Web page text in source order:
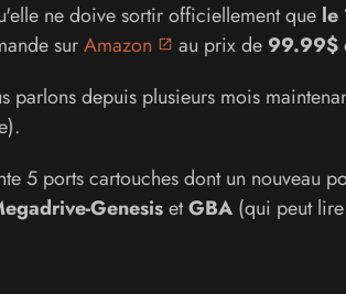
ne doive sortir officiellement quele
surAmazon au prix de 99.99$
parlons depuis plusieurs mois
5 ports cartouches dont un nouveau
GenesisetGBA (qui peut